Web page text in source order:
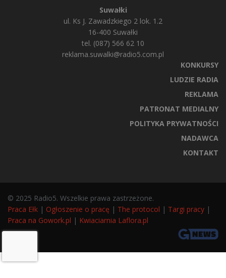
Suwałki
ul. Ks J. Zawadzkiego 2 lok. 1.2
16-400 Suwałki
tel. (087) 566 62 10
reklama.suwalki@radio5.com.pl
KONKURSY
LUDZIE RADIA
REKLAMA
PATRONAT MEDIALNY
POLITYKA PRYWATNOŚCI
NADAWCA
KONTAKT
© 2025 Radio5. Wszelkie prawa zastrzeżone.
Praca Ełk | Ogłoszenie o pracę | The protocol | Targi pracy |
Praca na Gowork.pl | Kwiaciarnia Laflora.pl